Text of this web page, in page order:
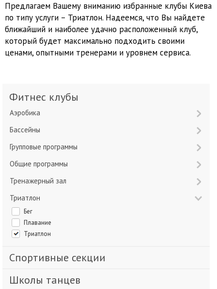
Предлагаем Вашему вниманию избранные клубы Киева
по типу услуги – Триатлон. Надеемся, что Вы найдете
ближайший и наиболее удачно расположенный клуб,
который будет максимально подходить своими
ценами, опытными тренерами и уровнем сервиса.
Фитнес клубы
Аэробика
Бассейны
Групповые программы
Общие программы
Тренажерный зал
Триатлон
Бег
Плавание
Триатлон
Спортивные секции
Школы танцев